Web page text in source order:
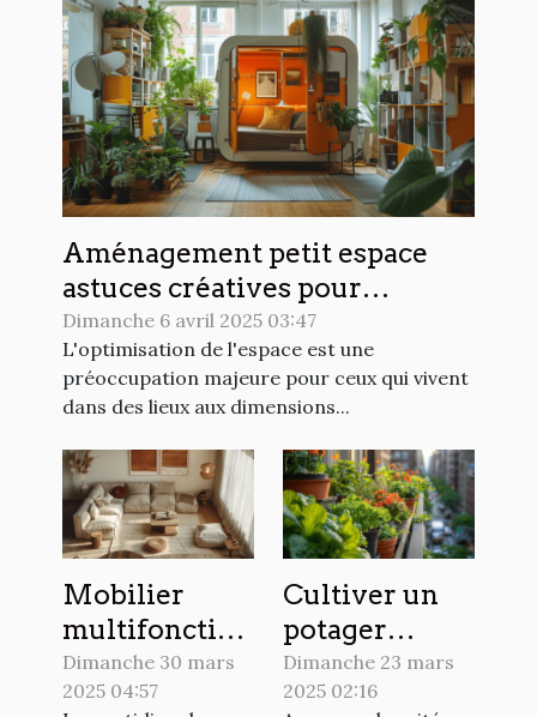
Aménagement petit espace
astuces créatives pour
optimiser chaque mètre carré
Dimanche 6 avril 2025 03:47
L'optimisation de l'espace est une
préoccupation majeure pour ceux qui vivent
dans des lieux aux dimensions...
Mobilier
multifonction
pour petits
appartements
Dimanche 30 mars
2025 04:57
Cultiver un
potager
urbain sur un
balcon les
Dimanche 23 mars
2025 02:16